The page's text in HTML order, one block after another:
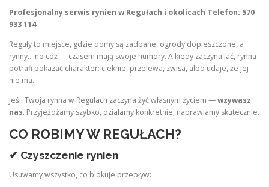
Profesjonalny serwis rynien w Regułach i okolicach Telefon: 570
933 114
Reguły to miejsce, gdzie domy są zadbane, ogrody dopieszczone, a
rynny… no cóż — czasem mają swoje humory. A kiedy zaczyna lać, rynna
potrafi pokazać charakter: cieknie, przelewa, zwisa, albo udaje, że jej
nie ma.
Jeśli Twoja rynna w Regułach zaczyna żyć własnym życiem —wzywasz
nas. Przyjeżdżamy szybko, działamy konkretnie, naprawiamy skutecznie.
CO ROBIMY W REGUŁACH?
✔ Czyszczenie rynien
Usuwamy wszystko, co blokuje przepływ: